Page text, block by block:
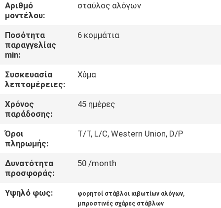
ΠΟΙΟΤΙΚΌΣ
ΈΛΕΓΧΟΣ
ΕΛΆΤΕ
ΣΕ
ΕΠΑΦΉ
ΜΕ
ΖΗΤΉΣΤΕ
ΈΝΑ
ΑΠΌΣΠΑΣΜΑ
Αριθμό
μοντέλου:
σταύλος αλόγων
Ποσότητα
παραγγελίας
min:
6 κομμάτια
Συσκευασία
λεπτομέρειες:
Χύμα
Χρόνος
παράδοσης:
45 ημέρες
Όροι
πληρωμής:
T/T, L/C, Western Union, D/P
Δυνατότητα
προσφοράς:
50 /month
Υψηλό φως: φορητοί στάβλοι κιβωτίων αλόγων,
μπροστινές σχάρες στάβλων